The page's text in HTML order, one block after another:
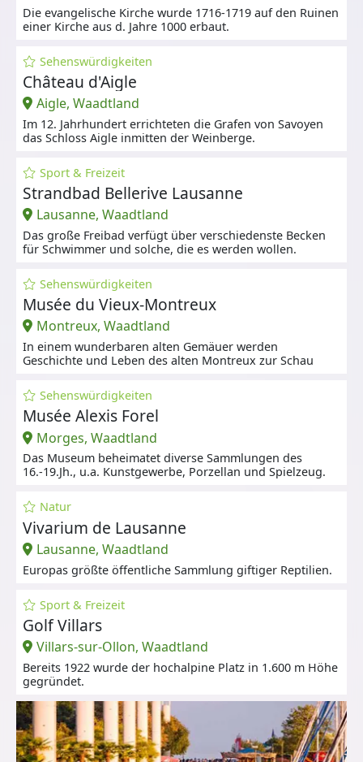
Die evangelische Kirche wurde 1716-1719 auf den Ruinen
einer Kirche aus d. Jahre 1000 erbaut.
Sehenswürdigkeiten
Château d'Aigle
Aigle, Waadtland
Im 12. Jahrhundert errichteten die Grafen von Savoyen
das Schloss Aigle inmitten der Weinberge.
Sport & Freizeit
Strandbad Bellerive Lausanne
Lausanne, Waadtland
Das große Freibad verfügt über verschiedenste Becken
für Schwimmer und solche, die es werden wollen.
Sehenswürdigkeiten
Musée du Vieux-Montreux
Montreux, Waadtland
In einem wunderbaren alten Gemäuer werden
Geschichte und Leben des alten Montreux zur Schau
Sehenswürdigkeiten
Musée Alexis Forel
Morges, Waadtland
Das Museum beheimatet diverse Sammlungen des
16.-19.Jh., u.a. Kunstgewerbe, Porzellan und Spielzeug.
Natur
Vivarium de Lausanne
Lausanne, Waadtland
Europas größte öffentliche Sammlung giftiger Reptilien.
Sport & Freizeit
Golf Villars
Villars-sur-Ollon, Waadtland
Bereits 1922 wurde der hochalpine Platz in 1.600 m Höhe
gegründet.